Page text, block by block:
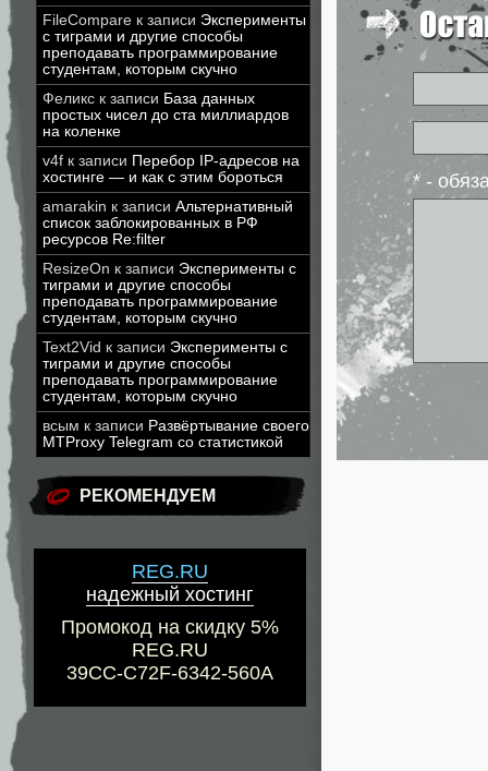
FileCompare к записи Эксперименты
с тиграми и другие способы
преподавать программирование
студентам, которым скучно
Феликс к записи База данных
простых чисел до ста миллиардов
на коленке
v4f к записи Перебор IP-адресов на
хостинге — и как с этим бороться
amarakin к записи Альтернативный
список заблокированных в РФ
ресурсов Re:filter
ResizeOn к записи Эксперименты с
тиграми и другие способы
преподавать программирование
студентам, которым скучно
Text2Vid к записи Эксперименты с
тиграми и другие способы
преподавать программирование
студентам, которым скучно
всым к записи Развёртывание своего
MTProxy Telegram со статистикой
РЕКОМЕНДУЕМ
REG.RU
надежный хостинг
Промокод на скидку 5%
REG.RU
39CC-C72F-6342-560A
* -